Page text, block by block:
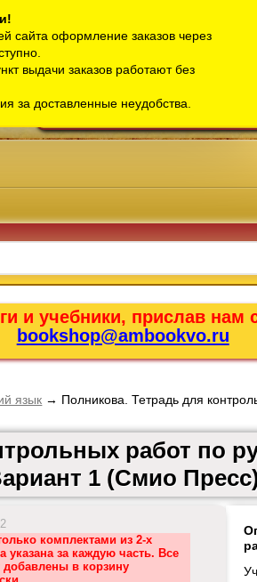
Телефон интернет-магазина:
Телефон розничного магазина:
bookshop@ambookvo.ru
Работаем ежедневно с 10:00 до 21:00
и учебники, прислав нам
bookshop@ambookvo.ru
язык → Полникова. Тетрадь для
работ по
1 (Смио
комплектами из 2-х
указана за каждую часть. Все
добавлены в корзину
сайта оформление заказов через
выдачи заказов работают без
за доставленные неудобства.